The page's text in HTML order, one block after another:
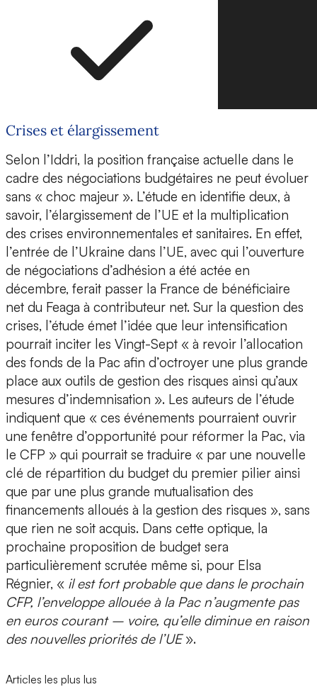
Crises et élargissement
Selon l’Iddri, la position française actuelle dans le
cadre des négociations budgétaires ne peut évoluer
sans « choc majeur ». L’étude en identifie deux, à
savoir, l’élargissement de l’UE et la multiplication
des crises environnementales et sanitaires. En effet,
l’entrée de l’Ukraine dans l’UE, avec qui l’ouverture
de négociations d’adhésion a été actée en
décembre, ferait passer la France de bénéficiaire
net du Feaga à contributeur net. Sur la question des
crises, l’étude émet l’idée que leur intensification
pourrait inciter les Vingt-Sept « à revoir l’allocation
des fonds de la Pac afin d’octroyer une plus grande
place aux outils de gestion des risques ainsi qu’aux
mesures d’indemnisation ». Les auteurs de l’étude
indiquent que « ces événements pourraient ouvrir
une fenêtre d’opportunité pour réformer la Pac, via
le CFP » qui pourrait se traduire « par une nouvelle
clé de répartition du budget du premier pilier ainsi
que par une plus grande mutualisation des
financements alloués à la gestion des risques », sans
que rien ne soit acquis. Dans cette optique, la
prochaine proposition de budget sera
particulièrement scrutée même si, pour Elsa
Régnier, « il est fort probable que dans le prochain
CFP, l’enveloppe allouée à la Pac n’augmente pas
en euros courant – voire, qu’elle diminue en raison
des nouvelles priorités de l’UE».
Articles les plus lus